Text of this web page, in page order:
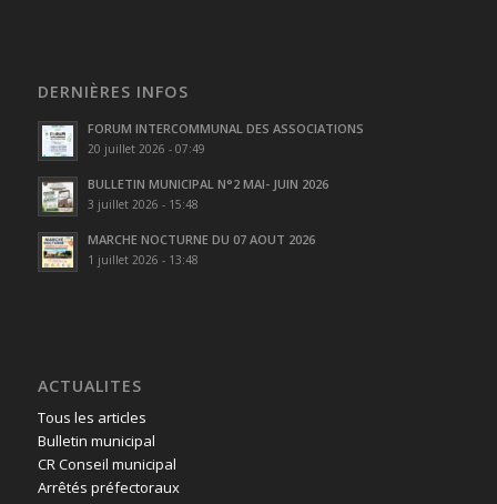
DERNIÈRES INFOS
FORUM INTERCOMMUNAL DES ASSOCIATIONS
20 juillet 2026 - 07:49
BULLETIN MUNICIPAL N°2 MAI- JUIN 2026
3 juillet 2026 - 15:48
MARCHE NOCTURNE DU 07 AOUT 2026
1 juillet 2026 - 13:48
ACTUALITES
Tous les articles
Bulletin municipal
CR Conseil municipal
Arrêtés préfectoraux